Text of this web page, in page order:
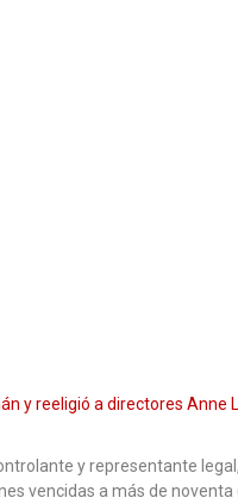
y reeligió a directores Anne
y representante
vencidas a más de noventa